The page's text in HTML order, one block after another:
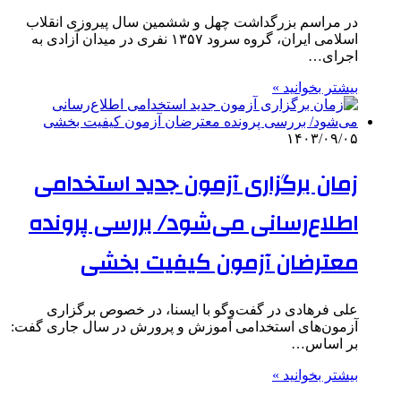
در مراسم بزرگداشت چهل و ششمین سال پیروزی انقلاب
اسلامی ایران، گروه سرود ۱۳۵۷ نفری در میدان آزادی به
اجرای…
بیشتر بخوانید »
۱۴۰۳/۰۹/۰۵
زمان برگزاری آزمون جدید استخدامی
اطلاع‌رسانی می‌شود/ بررسی پرونده
معترضان آزمون کیفیت بخشی
علی فرهادی در گفت‌وگو با ایسنا، در خصوص برگزاری
آزمون‌های استخدامی آموزش و پرورش در سال جاری گفت:
بر اساس…
بیشتر بخوانید »